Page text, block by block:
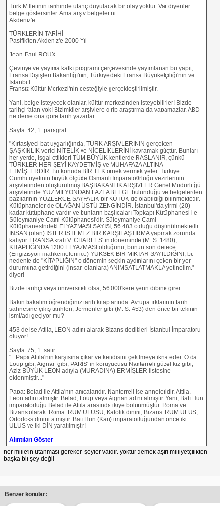
Türk Milletinin tarihinde utanç duyulacak bir olay yoktur. Var diyenler
belge göstersinler. Ama arşiv belgelerini.
Akdeniz'e
TÜRKLERİN TARİHİ
Pasifik'ten Akdeniz'e 2000 Yıl
Jean-Paul ROUX
Çeviriye ve yayıma katkı programı çerçevesinde yayımlanan bu yapıt,
Fransa Dışişleri Bakanlığı'nın, Türkiye'deki Fransa Büyükelçiliği'nin ve
İstanbul
Fransız Kültür Merkezi'nin desteğiyle gerçekleştirilmiştir.
Yani, belge isteyecek olanlar, kültür merkezinden isteyebilirler! Bizde
tarihçi falan yok! Bizimkiler arşivlere girip araştırma da yapamazlar. ABD
ne derse ona göre tarih yazarlar.
Sayfa: 42, 1. paragraf
"Kırtasiyeci bat uygarlığında, TÜRK ARŞİVLERİNİN gerçekten
ŞAŞKINLIK verici NİTELİK ve NİCELİKLERİNİ kavramak güçtür. Bunları
her yerde, işgal ettikleri TÜM BÜYÜK kentlerde RASLANIR, çünkü
TÜRKLER HER ŞEYİ KAYDETMİŞ ve MUHAFAZA ALTINA
ETMİŞLERDİR. Bu konuda BİR TEK örnek vermek yeter. Türkiye
Cumhuriyetinin büyük ölçüde Osmanlı İmparato0rluğu vezirlerinin
arşivlerinden oluşturulmuş BAŞBAKANLIK ARŞİVLER Genel Müdürlüğü
arşivlerinde YÜZ MİLYONDAN FAZLA BELGE bulunduğu ve belgelerden
bazılarının YÜZLERCE SAYFALIK bir KÜTÜK de olabildiği bilinmektedir.
Kütüphaneler de OLAĞAN ÜSTÜ ZENGİNDİR. İstanbul'da yirmi (20)
kadar kütüphane vardır ve bunların başlıcaları Topkapı Kütüphanesi ile
Süleymaniye Cami Kütüphanesi'dir. Süleymaniye Cami
Kütüphanesindeki ELYAZMASI SAYISI, 56.483 olduğu düşünülmektedir.
İNSAN (olan) İSTER İSTEMEZ BİR KARŞILAŞTIRMA yapmak zorunda
kalıyor. FRANSA kralı V. CHARLES' in döneminde (M. S. 1480),
KİTAPLIĞINDA 1200 ELYAZMASI olduğunu, bunun son derece
(Engizisyon mahkemelerince) YÜKSEK BİR MİKTAR SAYILDIĞINI, bu
nedenle de "KİTAPLIĞIN" o dönemin seçkin aydınlarını çeken bir yer
durumuna getirdiğini (insan olanlara) ANIMSATLATMAKLA yetinelim."
diyor!
Bizde tarihçi veya üniversiteli olsa, 56.000'kere yerin dibine girer.
Bakın bakalım öğrendiğiniz tarih kitaplarında: Avrupa ırklarının tarih
sahnesine çıkış tarihleri, Jermenler gibi (M. S. 453) den önce bir tekinin
ismi/adı geçiyor mu?
453 de ise Attila, LEON adını alarak Bizans dedikleri İstanbul İmparatoru
oluyor!
Sayfa: 75, 1. satır
"...Papa Attila'nın karşısına çıkar ve kendisini çekilmeye ikna eder. O da
Loup gibi, Aignan gibi, PARİS' in koruyucusu Nanterreli güzel kız gibi,
Aziz BÜYÜK LEON adıyla (MURADINA) ERMİŞLER listesine
eklenmiştir..."
Papa: Belad ile Attila'nın amcalarıdır. Nanterreli ise anneleridir. Attila,
Leon adını almıştır. Belad, Loup veya Aignan adını almıştır. Yani, Batı Hun
imparatorluğu Belad ile Attila arasında ikiye bölünmüştür. Roma ve
Bizans olarak. Roma: RUM ULUSU, Katolik dinini, Bizans: RUM ULUS,
Ortodoks dinini almıştır. Batı Hun (Kan) imparatorluğundan önce iki
ULUS ve iki DİN yaratılmıştır!
Alıntıları Göster
her milletin utanması gereken şeyler vardır. yoktur demek aşırı milliyetçilikten
başka bir şey değil
Benzer konular: